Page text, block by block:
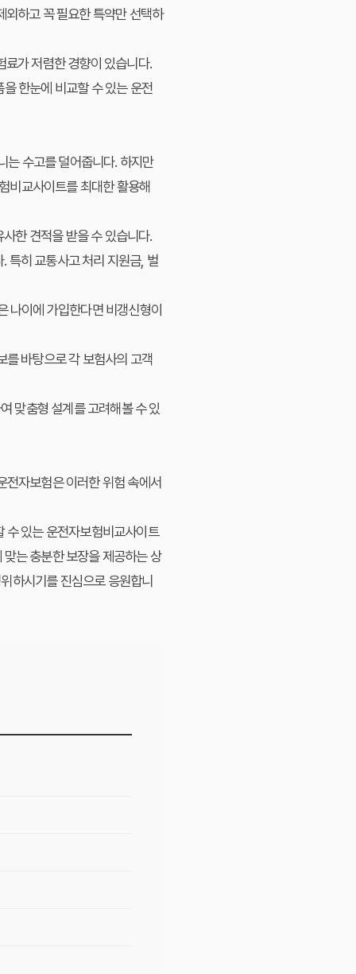
하고 꼭 필요한 특약만 선택하
가 저렴한 경향이 있습니다.
한눈에 비교할 수 있는 운전
는 수고를 덜어줍니다. 하지만
비교사이트를 최대한 활용해
한 견적을 받을 수 있습니다.
특히 교통사고 처리 지원금, 벌
나이에 가입한다면 비갱신형이
바탕으로 각 보험사의 고객
맞춤형 설계를 고려해볼 수 있
자보험은 이러한 위험 속에서
수 있는 운전자보험비교사이트
는 충분한 보장을 제공하는 상
하시기를 진심으로 응원합니